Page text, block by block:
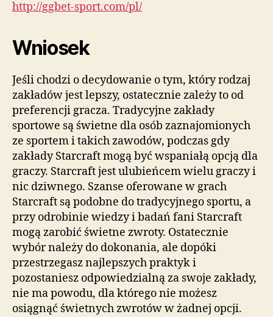
http://ggbet-sport.com/pl/
Wniosek
Jeśli chodzi o decydowanie o tym, który rodzaj
zakładów jest lepszy, ostatecznie zależy to od
preferencji gracza. Tradycyjne zakłady
sportowe są świetne dla osób zaznajomionych
ze sportem i takich zawodów, podczas gdy
zakłady Starcraft mogą być wspaniałą opcją dla
graczy. Starcraft jest ulubieńcem wielu graczy i
nic dziwnego. Szanse oferowane w grach
Starcraft są podobne do tradycyjnego sportu, a
przy odrobinie wiedzy i badań fani Starcraft
mogą zarobić świetne zwroty. Ostatecznie
wybór należy do dokonania, ale dopóki
przestrzegasz najlepszych praktyk i
pozostaniesz odpowiedzialną za swoje zakłady,
nie ma powodu, dla którego nie możesz
osiągnąć świetnych zwrotów w żadnej opcji.